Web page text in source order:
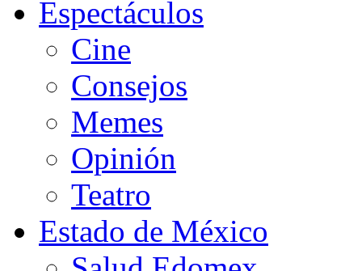
Espectáculos
Cine
Consejos
Memes
Opinión
Teatro
Estado de México